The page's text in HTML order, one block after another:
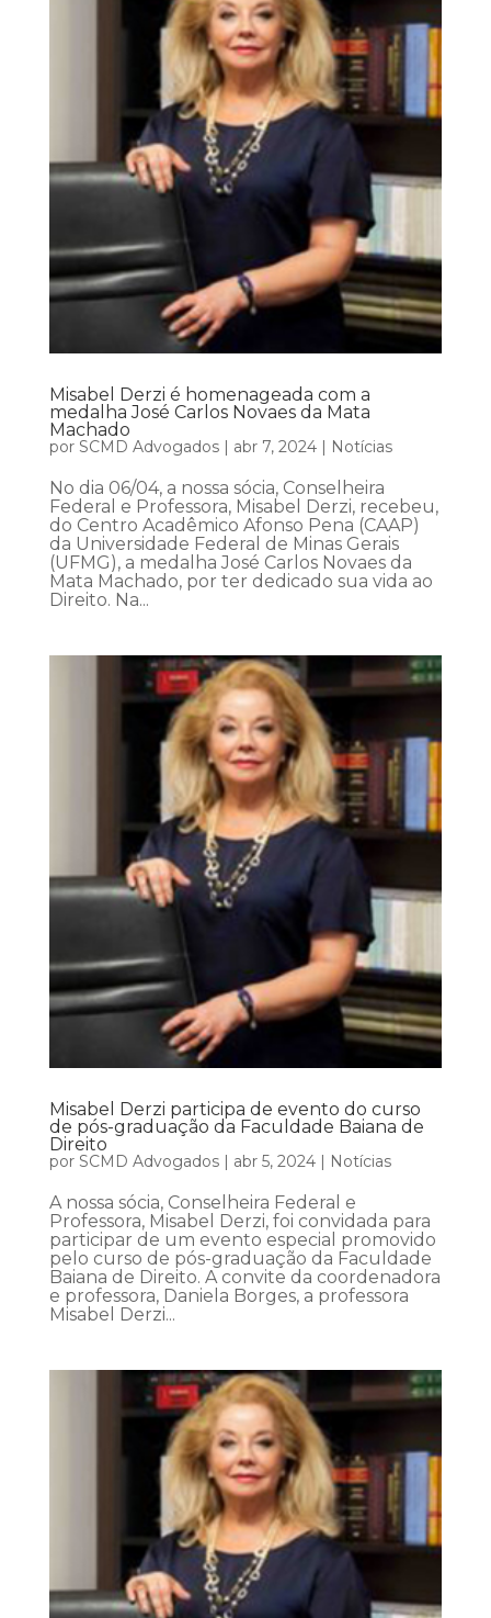
Misabel Derzi é homenageada com a
medalha José Carlos Novaes da Mata
Machado
por SCMD Advogados| abr 7, 2024| Notícias
No dia 06/04, a nossa sócia, Conselheira
Federal e Professora, Misabel Derzi, recebeu,
do Centro Acadêmico Afonso Pena (CAAP)
da Universidade Federal de Minas Gerais
(UFMG), a medalha José Carlos Novaes da
Mata Machado, por ter dedicado sua vida ao
Direito. Na...
Misabel Derzi participa de evento do curso
de pós-graduação da Faculdade Baiana de
Direito
por SCMD Advogados| abr 5, 2024| Notícias
A nossa sócia, Conselheira Federal e
Professora, Misabel Derzi, foi convidada para
participar de um evento especial promovido
pelo curso de pós-graduação da Faculdade
Baiana de Direito. A convite da coordenadora
e professora, Daniela Borges, a professora
Misabel Derzi...